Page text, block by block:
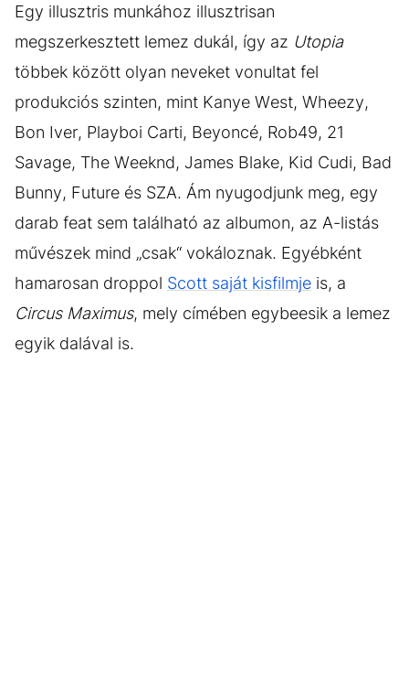
Egy illusztris munkához illusztrisan
megszerkesztett lemez dukál, így az Utopia
többek között olyan neveket vonultat fel
produkciós szinten, mint Kanye West, Wheezy,
Bon Iver, Playboi Carti, Beyoncé, Rob49, 21
Savage, The Weeknd, James Blake, Kid Cudi, Bad
Bunny, Future és SZA. Ám nyugodjunk meg, egy
darab feat sem található az albumon, az A-listás
művészek mind „csak“ vokáloznak. Egyébként
hamarosan droppol Scott saját kisfilmje is, a
Circus Maximus, mely címében egybeesik a lemez
egyik dalával is.